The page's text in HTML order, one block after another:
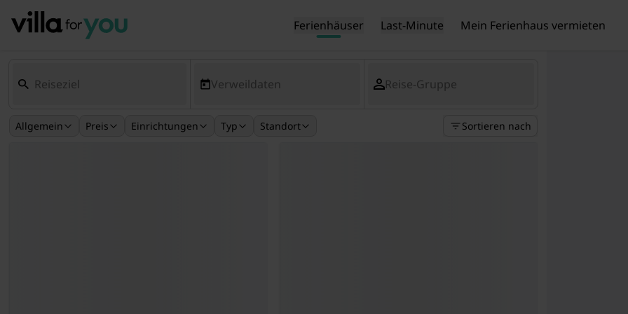
Ferienhäuser Last-Minute Mein Ferienhaus vermieten
Verweildaten Reise-Gruppe
Allgemein Preis Einrichtungen Typ Standort Sortieren nach